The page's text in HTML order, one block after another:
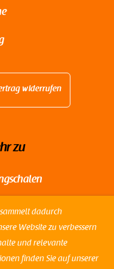
widerrufen
zu
dadurch
Website zu verbessern
und relevante
finden Sie auf unserer